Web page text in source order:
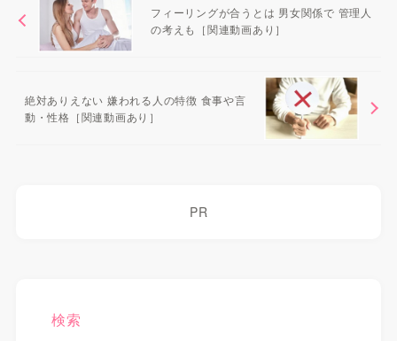
フィーリングが合うとは 男女関係で 管理人
の考えも［関連動画あり］
絶対ありえない 嫌われる人の特徴 食事や言
動・性格［関連動画あり］
PR
検索